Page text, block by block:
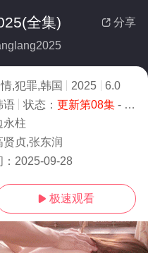
 分享
全集)
,犯罪,韩国 2025
6.0
语 状态： 更新第08集- 免费在线观看
永柱
贤贞,张东润
2025-09-28
 极速观看